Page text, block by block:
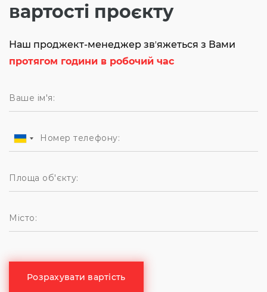
вартості проєкту
Наш проджект-менеджер звʼяжеться з Вами
протягом години в робочий час